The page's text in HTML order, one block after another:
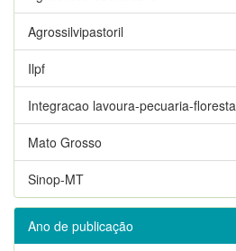
Agrossilvipastoril
Ilpf
Integracao lavoura-pecuaria-floresta
Mato Grosso
Sinop-MT
Ano de publicação